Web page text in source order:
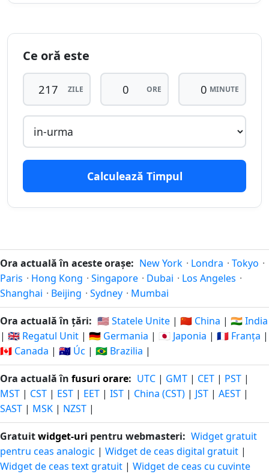
urma
212 zile
zile in-
urma
08.01.2026
213 zile
peste
10.03.2027
214
zile in-
urma
07.01.2026
peste
11.03.2027
215
zile in-
06.01.2026
peste
12.03.2027
zile in-
urma
05.01.2026
216 zile
peste
13.03.2027
217
zile in-
urma
04.01.2026
217 zile
peste
14.03.2027
218
urma
218 zile
peste
219
zile in-
urma
02.01.2026
peste
16.03.2027
220
Ce oră este
ZILE ORE MINUTE
Calculează Timpul
Ora actuală în aceste orașe: New York · Londra · Tokyo ·
Paris · Hong Kong · Singapore · Dubai · Los Angeles ·
Shanghai · Beijing · Sydney · Mumbai
Ora actuală în țări: 🇺🇸 Statele Unite | 🇨🇳 China | 🇮🇳 India
| 🇬🇧 Regatul Unit | 🇩🇪 Germania | 🇯🇵 Japonia | 🇫🇷 Franța |
🇨🇦 Canada | 🇦🇺 Úc | 🇧🇷 Brazilia |
Ora actuală în fusuri orare: UTC | GMT | CET | PST |
MST | CST | EST | EET | IST | China (CST) | JST | AEST |
SAST | MSK | NZST |
Gratuitwidget-uri pentru webmasteri: Widget gratuit
pentru ceas analogic | Widget de ceas digital gratuit |
Widget de ceas text gratuit | Widget de ceas cu cuvinte